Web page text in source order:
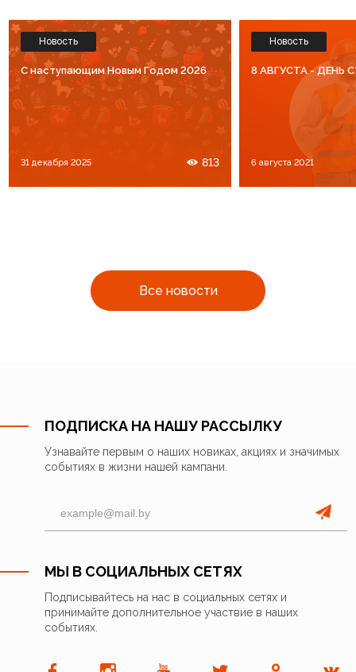
Все новости
Новость
C наступающим Новым Годом 2026
31 декабря 2025 813
Новость
8 АВГУСТА - ДЕНЬ
6 августа 2021
ПОДПИСКА НА НАШУ РАССЫЛКУ
Узнавайте первым о наших новиках, акциях и значимых
событиях в жизни нашей кампани.
МЫ В СОЦИАЛЬНЫХ СЕТЯХ
Подписывайтесь на нас в социальных сетях и
принимайте дополнительное участвие в наших
событиях.